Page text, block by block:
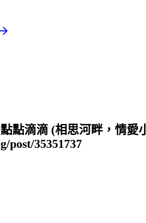
點滴滴 (相思河畔，情愛
post/35351737